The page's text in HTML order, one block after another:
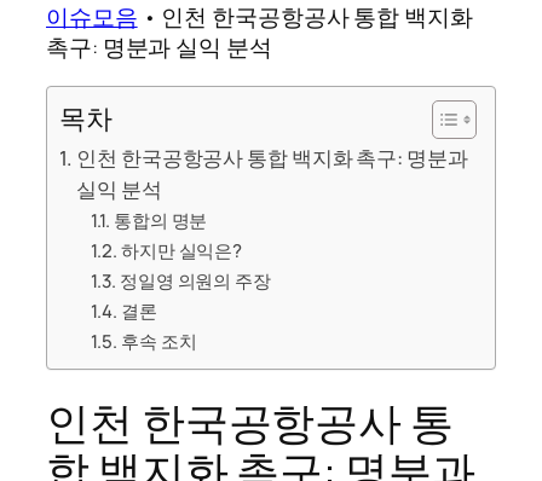
이슈모음 • 인천 한국공항공사 통합 백지화
촉구: 명분과 실익 분석
목차
인천 한국공항공사 통합 백지화 촉구: 명분과
실익 분석
통합의 명분
하지만 실익은?
정일영 의원의 주장
결론
후속 조치
인천 한국공항공사 통